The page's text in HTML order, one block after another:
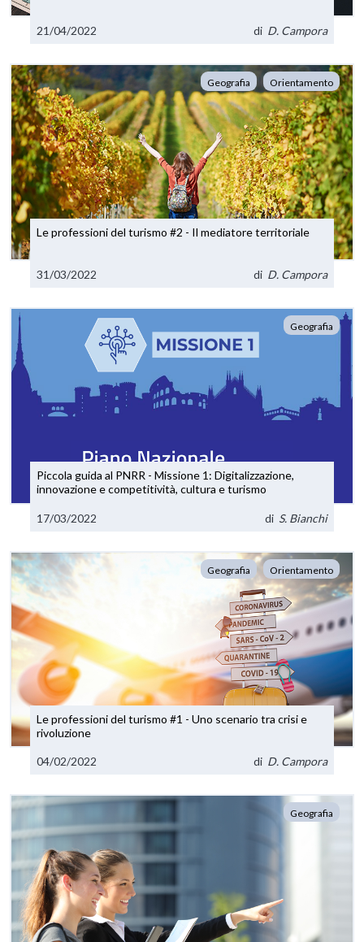
21/04/2022 di D. Campora
Geografia Orientamento
Le professioni del turismo #2 - Il mediatore territoriale
31/03/2022 di D. Campora
Geografia
Piccola guida al PNRR - Missione 1: Digitalizzazione,
innovazione e competitività, cultura e turismo
17/03/2022 di S. Bianchi
Geografia Orientamento
Le professioni del turismo #1 - Uno scenario tra crisi e
rivoluzione
04/02/2022 di D. Campora
Geografia